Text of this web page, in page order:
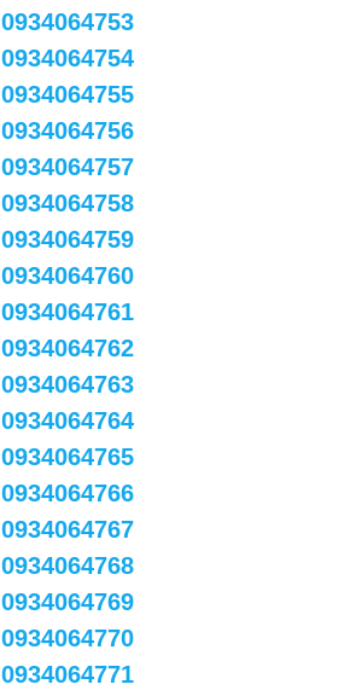
0934064753
0934064754
0934064755
0934064756
0934064757
0934064758
0934064759
0934064760
0934064761
0934064762
0934064763
0934064764
0934064765
0934064766
0934064767
0934064768
0934064769
0934064770
0934064771